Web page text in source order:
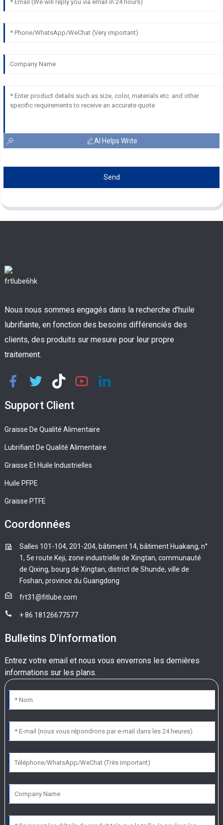
AI Helps Write
Send
Nous nous sommes engagés dans la recherche d'huile
lubrifiante, en fonction des besoins différenciés des
clients, des produits sur mesure pour leur propre
traitement.
Support Client
Graisse De Qualité Alimentaire
Lubrifiant De Qualité Alimentaire
Graisse Et Huile Industrielles
Huile PFPE
Graisse PTFE
Coordonnées
Salles 101-104, 201-204, bâtiment 14, bâtiment Huakang, n°
1, 5e route Keji, zone industrielle de Xingtan, communauté
de Qixing, bourg de Xingtan, district de Shunde, ville de
Foshan, province du Guangdong
frt31@fitlube.com
+ 86 18126677577
Bulletins D'information
Entrez votre email et nous vous enverrons les dernières
informations sur les plans.